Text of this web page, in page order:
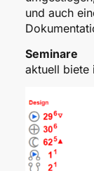
und auch
Seminare
aktuell biete